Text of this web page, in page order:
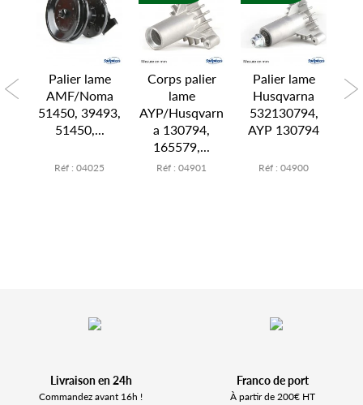
Palier lame
AMF/Noma
51450, 39493,
51450,...
Réf : 04025
Corps palier
lame
AYP/Husqvarn
a 130794,
165579,...
Réf : 04901
Palier lame
Husqvarna
532130794,
AYP 130794
Réf : 04900
Livraison en 24h
Commandez avant 16h !
Franco de port
À partir de 200€ HT